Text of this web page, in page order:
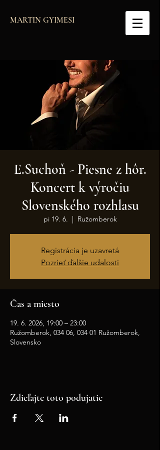
MARTIN GYIMESI
E.Suchoň - Piesne z hôr.
Koncert k výročiu
Slovenského rozhlasu
pi 19. 6.
  |
Ružomberok
Registrácia je uzavretá
Pozrieť ďalšie udalosti
Čas a miesto
19. 6. 2026, 19:00 – 23:00
Ružomberok, 034 06, 034 01 Ružomberok,
Slovensko
Zdieľajte toto podujatie